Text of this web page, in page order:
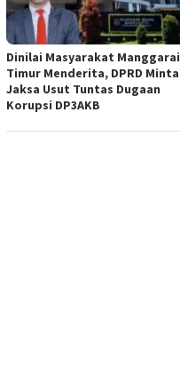
Dinilai Masyarakat Manggarai
Timur Menderita, DPRD Minta
Jaksa Usut Tuntas Dugaan
Korupsi DP3AKB